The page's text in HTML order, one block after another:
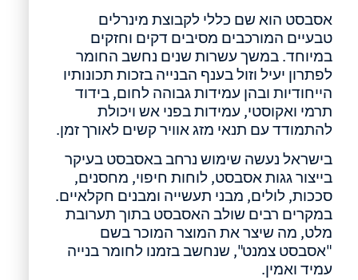
אסבסט הוא שם כללי לקבוצת מינרלים
טבעיים המורכבים מסיבים דקים וחזקים
במיוחד. במשך עשרות שנים נחשב החומר
לפתרון יעיל וזול בענף הבנייה בזכות תכונותיו
הייחודיות ובהן עמידות גבוהה לחום, בידוד
תרמי ואקוסטי, עמידות בפני אש ויכולת
להתמודד עם תנאי מזג אוויר קשים לאורך זמן.
בישראל נעשה שימוש נרחב באסבסט בעיקר
בייצור גגות אסבסט, לוחות חיפוי, מחסנים,
סככות, לולים, מבני תעשייה ומבנים חקלאיים.
במקרים רבים שולב האסבסט בתוך תערובת
מלט, מה שיצר את המוצר המוכר בשם
"אסבסט צמנט", שנחשב בזמנו לחומר בנייה
עמיד ואמין.